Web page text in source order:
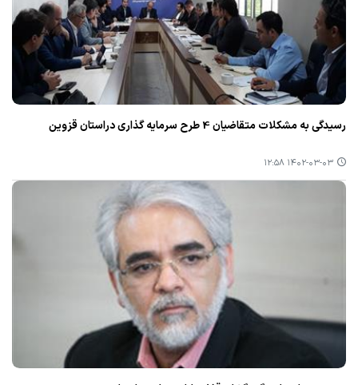
رسیدگی به مشكلات متقاضیان 4 طرح سرمایه گذاری دراستان قزوین
۱۴۰۲-۰۳-۰۳ ۱۲:۵۸